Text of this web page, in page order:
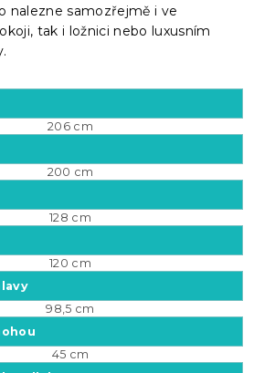
nalezne samozřejmě i ve
tak i ložnici nebo luxusním
206 cm
200 cm
128 cm
120 cm
98,5 cm
45 cm